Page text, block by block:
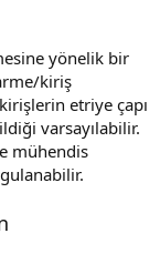
yönelik bir
kiriş
etriye çapı
varsayılabilir.
mühendis